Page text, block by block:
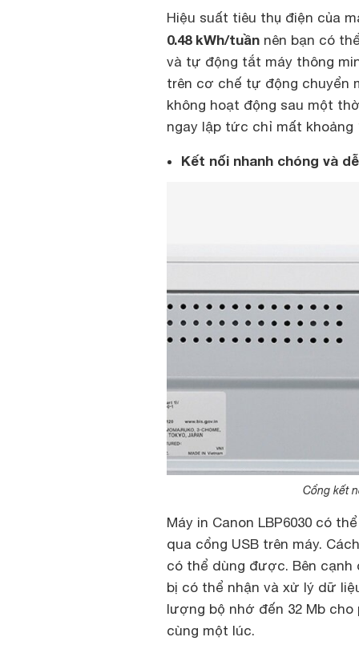
Hiệu suất tiêu thụ điện của
0.48 kWh/tuần nên bạn có
và tự động tắt máy thông
trên cơ chế tự động chuyển
không hoạt động sau một
ngay lập tức chỉ mất khoảng
Kết nối nhanh chóng và
Cổng kết
Máy in Canon LBP6030 có
qua cổng USB trên máy.
có thể dùng được. Bên cạnh
bị có thể nhận và xử lý dữ
lượng bộ nhớ đến 32 Mb
cùng một lúc.